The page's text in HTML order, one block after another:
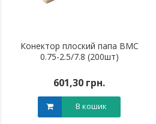
Конектор плоский папа BMC
0.75-2.5/7.8 (200шт)
601,30 грн.
В кошик